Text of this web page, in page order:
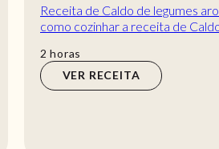
Receita de Caldo de legumes
como cozinhar a receita de
2 horas
horas
VER RECEITA